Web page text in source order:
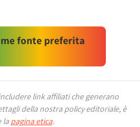
fonte preferita
link affiliati che generano
della nostra policy editoriale, è
la pagina etica.